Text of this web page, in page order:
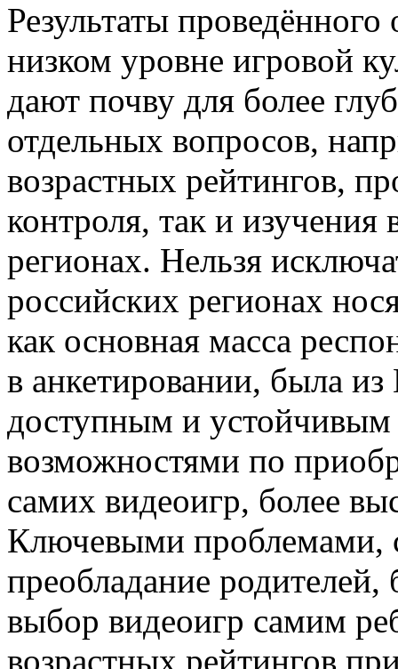
Результаты
низком уровне игровой
дают почву для более
отдельных вопросов,
возрастных рейтингов,
контроля, так и
регионах. Нельзя
российских регионах
как основная масса
в анкетировании, была
доступным и
возможностями по
самих видеоигр, более
Ключевыми проблемами,
преобладание
выбор видеоигр самим
возрастных рейтингов